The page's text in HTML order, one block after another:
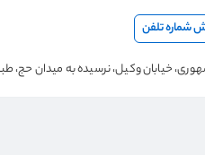
شماره تلفن
خیابان وکیل، نرسیده به میدان حج،